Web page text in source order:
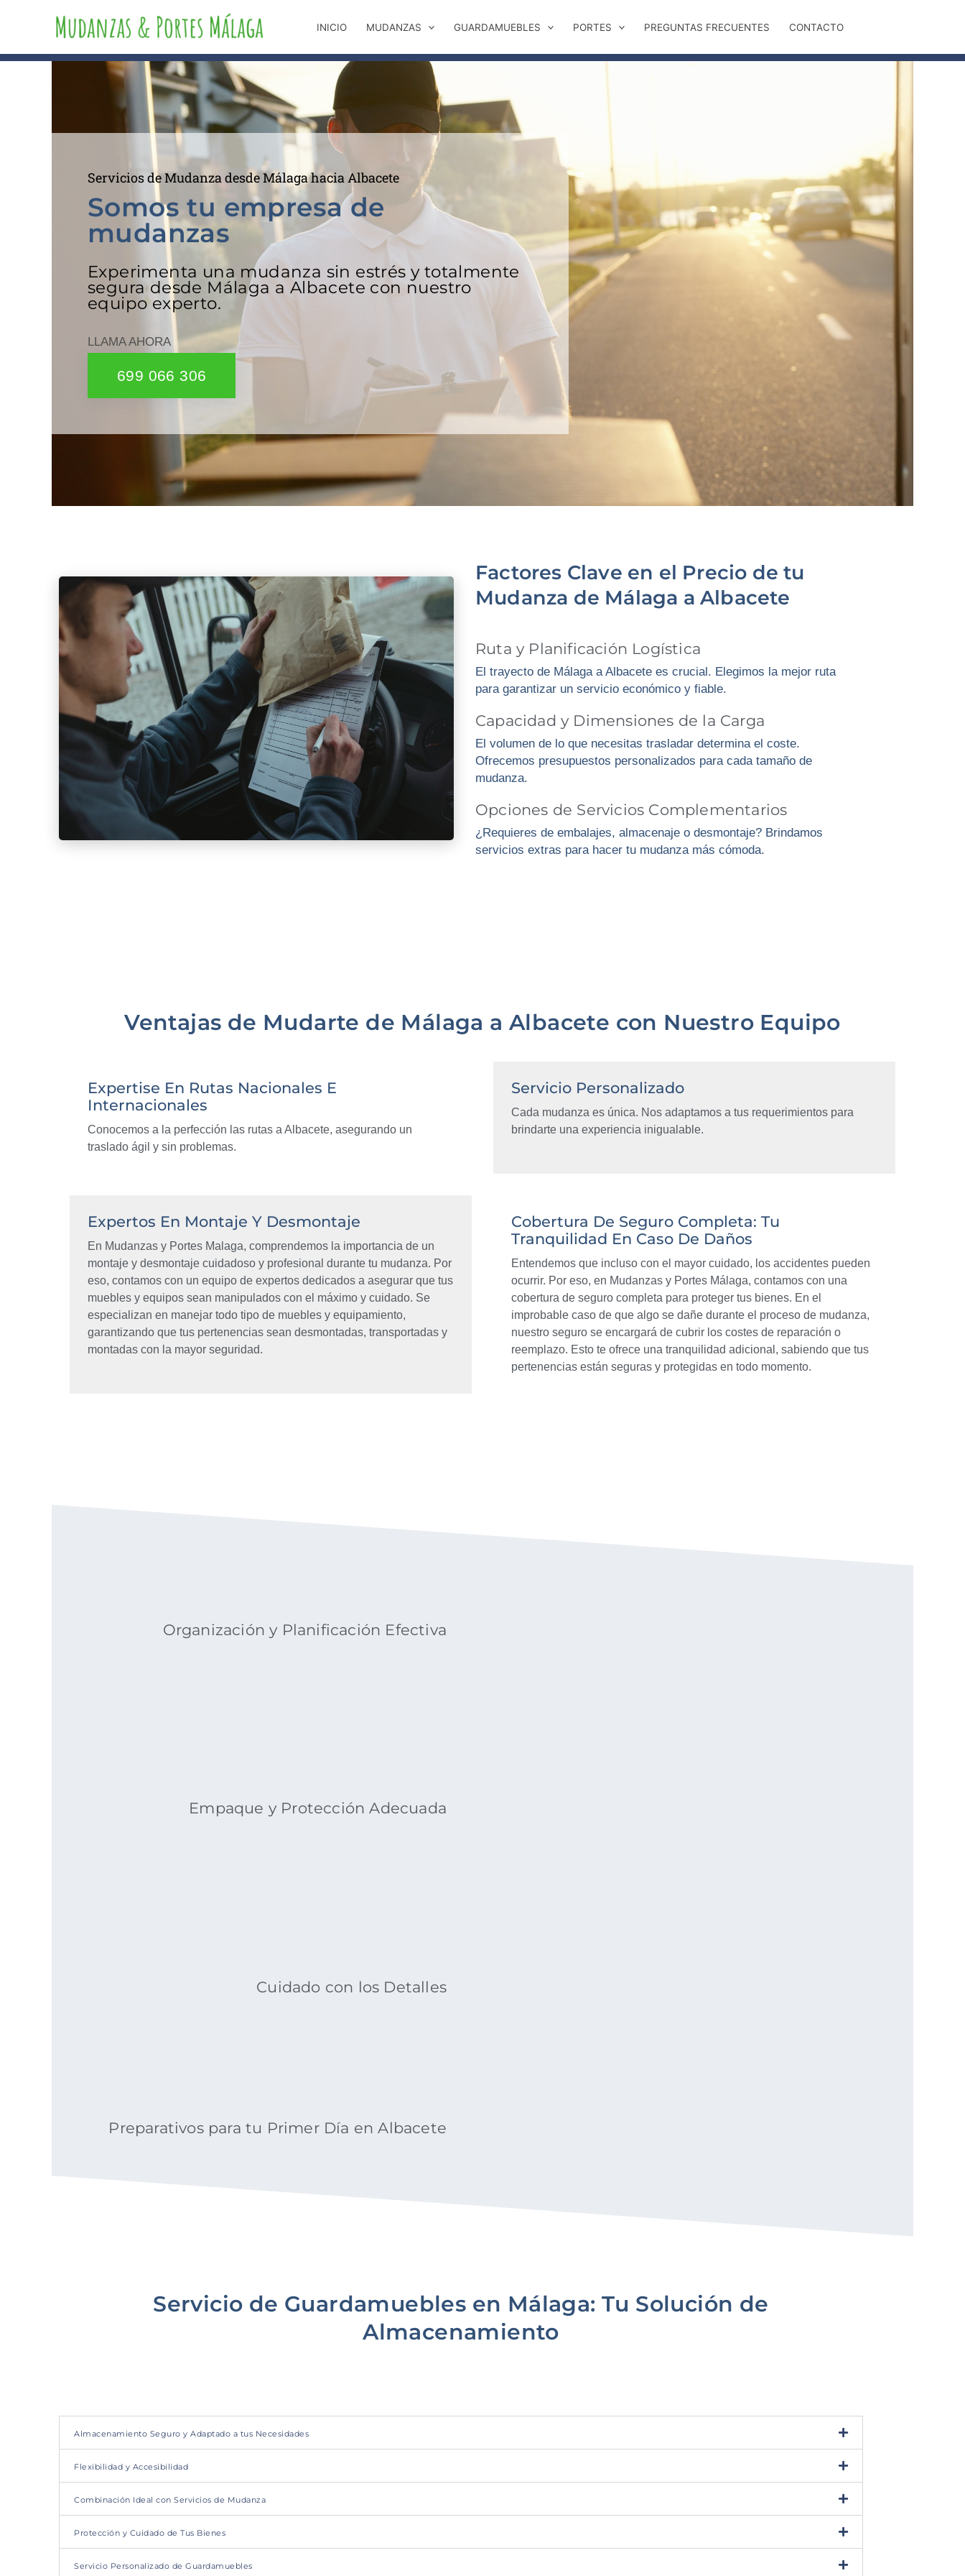
INICIO MUDANZAS GUARDAMUEBLES PORTES PREGUNTAS FRECUENTES CONTACTO
Servicios de Mudanza desde Málaga hacia Albacete
Somos tu empresa de
mudanzas
Experimenta una mudanza sin estrés y totalmente
segura desde Málaga a Albacete con nuestro
equipo experto.
LLAMA AHORA
699 066 306
Factores Clave en el Precio de tu
Mudanza de Málaga a Albacete
Ruta y Planificación Logística
El trayecto de Málaga a Albacete es crucial. Elegimos la mejor ruta
para garantizar un servicio económico y fiable.
Capacidad y Dimensiones de la Carga
El volumen de lo que necesitas trasladar determina el coste.
Ofrecemos presupuestos personalizados para cada tamaño de
mudanza.
Opciones de Servicios Complementarios
¿Requieres de embalajes, almacenaje o desmontaje? Brindamos
servicios extras para hacer tu mudanza más cómoda.
Ventajas de Mudarte de Málaga a Albacete con Nuestro Equipo
Expertise En Rutas Nacionales E
Internacionales
Conocemos a la perfección las rutas a Albacete, asegurando un
traslado ágil y sin problemas.
Servicio Personalizado
Cada mudanza es única. Nos adaptamos a tus requerimientos para
brindarte una experiencia inigualable.
Expertos En Montaje Y Desmontaje
En Mudanzas y Portes Malaga, comprendemos la importancia de un
montaje y desmontaje cuidadoso y profesional durante tu mudanza. Por
eso, contamos con un equipo de expertos dedicados a asegurar que tus
muebles y equipos sean manipulados con el máximo y cuidado. Se
especializan en manejar todo tipo de muebles y equipamiento,
garantizando que tus pertenencias sean desmontadas, transportadas y
montadas con la mayor seguridad.
Cobertura De Seguro Completa: Tu
Tranquilidad En Caso De Daños
Entendemos que incluso con el mayor cuidado, los accidentes pueden
ocurrir. Por eso, en Mudanzas y Portes Málaga, contamos con una
cobertura de seguro completa para proteger tus bienes. En el
improbable caso de que algo se dañe durante el proceso de mudanza,
nuestro seguro se encargará de cubrir los costes de reparación o
reemplazo. Esto te ofrece una tranquilidad adicional, sabiendo que tus
pertenencias están seguras y protegidas en todo momento.
Organización y Planificación Efectiva
Empaque y Protección Adecuada
Cuidado con los Detalles
Preparativos para tu Primer Día en Albacete
Servicio de Guardamuebles en Málaga: Tu Solución de
Almacenamiento
Almacenamiento Seguro y Adaptado a tus Necesidades
Flexibilidad y Accesibilidad
Combinación Ideal con Servicios de Mudanza
Protección y Cuidado de Tus Bienes
Servicio Personalizado de Guardamuebles